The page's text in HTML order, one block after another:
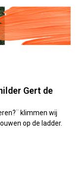
Gert de
klimmen wij
op de ladder.